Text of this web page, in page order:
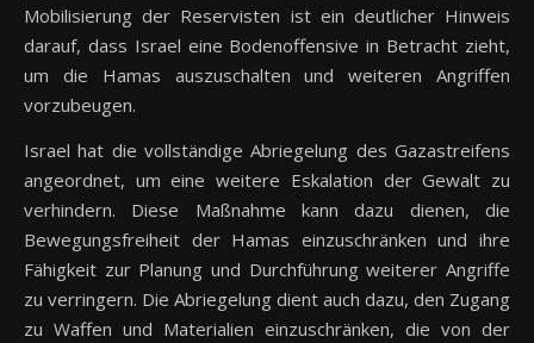
Mobilisierung der Reservisten ist ein deutlicher Hinweis
darauf, dass Israel eine Bodenoffensive in Betracht zieht,
um die Hamas auszuschalten und weiteren Angriffen
vorzubeugen.
Israel hat die vollständige Abriegelung des Gazastreifens
angeordnet, um eine weitere Eskalation der Gewalt zu
verhindern. Diese Maßnahme kann dazu dienen, die
Bewegungsfreiheit der Hamas einzuschränken und ihre
Fähigkeit zur Planung und Durchführung weiterer Angriffe
zu verringern. Die Abriegelung dient auch dazu, den Zugang
zu Waffen und Materialien einzuschränken, die von der